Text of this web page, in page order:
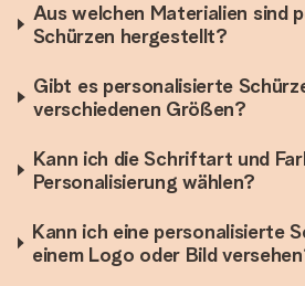
Aus welchen Materialien sind
Schürzen hergestellt?
Gibt es personalisierte
verschiedenen Größen?
Kann ich die Schriftart und
Personalisierung wählen?
Kann ich eine personalisierte
einem Logo oder Bild